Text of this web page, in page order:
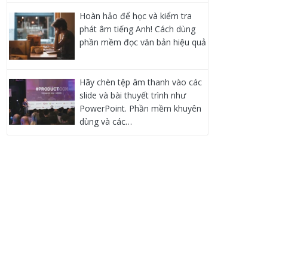
Hoàn hảo để học và kiểm tra
phát âm tiếng Anh! Cách dùng
phần mềm đọc văn bản hiệu quả
Hãy chèn tệp âm thanh vào các
slide và bài thuyết trình như
PowerPoint. Phần mềm khuyên
dùng và các…